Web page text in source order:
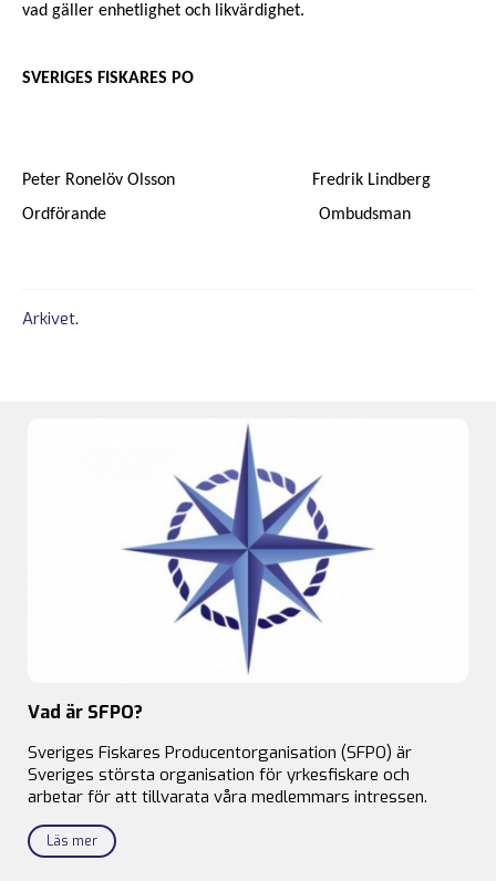
vad gäller enhetlighet och likvärdighet.
SVERIGES FISKARES PO
Peter Ronelöv Olsson Fredrik Lindberg
Ordförande Ombudsman
Arkivet.
Vad är SFPO?
Sveriges Fiskares Producentorganisation (SFPO) är
Sveriges största organisation för yrkesfiskare och
arbetar för att tillvarata våra medlemmars intressen.
Läs mer